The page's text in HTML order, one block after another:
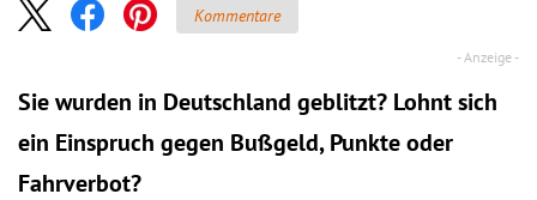
Kommentare
Sie wurden in Deutschland geblitzt? Lohnt sich
ein Einspruch gegen Bußgeld, Punkte oder
Fahrverbot?